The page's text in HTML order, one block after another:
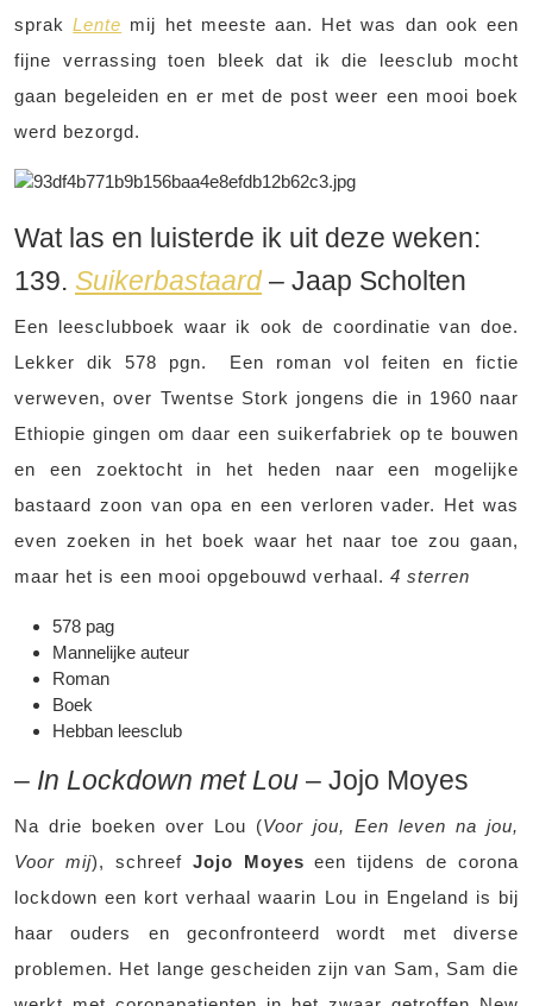
sprakLente mij het meeste aan. Het was dan ook een
fijne verrassing toen bleek dat ik die leesclub mocht
gaan begeleiden en er met de post weer een mooi boek
werd bezorgd.
Wat las en luisterde ik uit deze weken:
139. Suikerbastaard– Jaap Scholten
Een leesclubboek waar ik ook de coordinatie van doe.
Lekker dik 578 pgn. Een roman vol feiten en fictie
verweven, over Twentse Stork jongens die in 1960 naar
Ethiopie gingen om daar een suikerfabriek op te bouwen
en een zoektocht in het heden naar een mogelijke
bastaard zoon van opa en een verloren vader. Het was
even zoeken in het boek waar het naar toe zou gaan,
maar het is een mooi opgebouwd verhaal. 4 sterren
578 pag
Mannelijke auteur
Roman
Boek
Hebban leesclub
– In Lockdown met Lou – Jojo Moyes
Na drie boeken over Lou (Voor jou, Een leven na jou,
Voor mij), schreef Jojo Moyes een tijdens de corona
lockdown een kort verhaal waarin Lou in Engeland is bij
haar ouders en geconfronteerd wordt met diverse
problemen. Het lange gescheiden zijn van Sam, Sam die